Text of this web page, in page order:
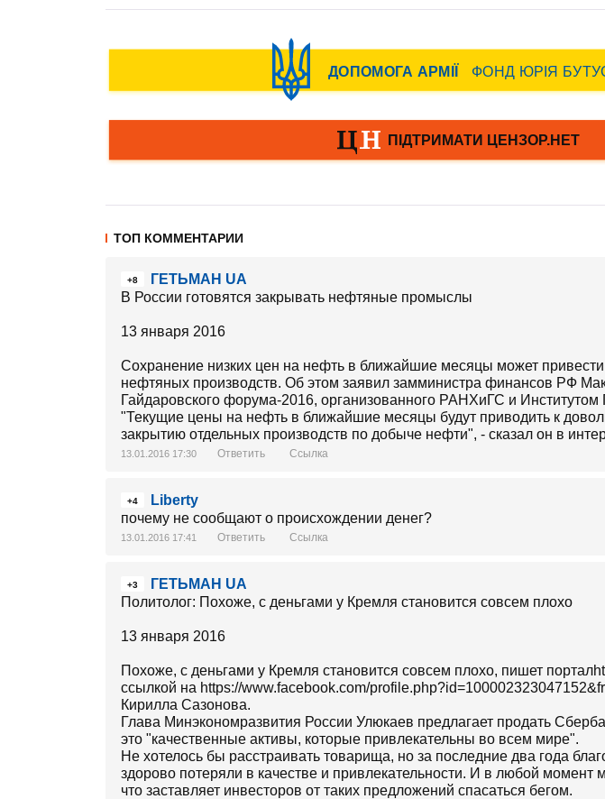
ТОП КОММЕНТАРИИ
+8
ГЕТЬМАН UA
В России готовятся закрывать нефтяные промыслы
13 января 2016
Сохранение низких цен на нефть в ближайшие месяцы может
нефтяных производств. Об этом заявил замминистра финансов РФ
Гайдаровского форума-2016, организованного РАНХиГС и Институтом
"Текущие цены на нефть в ближайшие месяцы будут приводить к
закрытию отдельных производств по добыче нефти", - сказал он в
13.01.2016 17:30 Ответить Ссылка
+4
Liberty
почему не сообщают о происхождении денег?
13.01.2016 17:41 Ответить Ссылка
+3
ГЕТЬМАН UA
Политолог: Похоже, с деньгами у Кремля становится совсем плохо
13 января 2016
Похоже, с деньгами у Кремля становится совсем плохо, пишет
ссылкой на https://www.facebook.com/
Кирилла Сазонова.
Глава Минэкономразвития России Улюкаев предлагает продать
это "качественные активы, которые привлекательны во всем мире".
Не хотелось бы расстраивать товарища, но за последние два года
здорово потеряли в качестве и привлекательности. И в любой момент
что заставляет инвесторов от таких предложений спасаться бегом.